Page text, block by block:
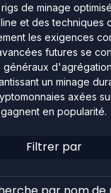
de minage
et des techniques
les exigences
futures se
généraux
un minage
axées
gagnent en popularité.
Filtrer par